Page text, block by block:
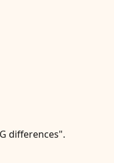
differences".